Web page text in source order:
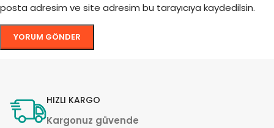
posta adresim ve site adresim bu tarayıcıya kaydedilsin.
HIZLI KARGO
Kargonuz güvende